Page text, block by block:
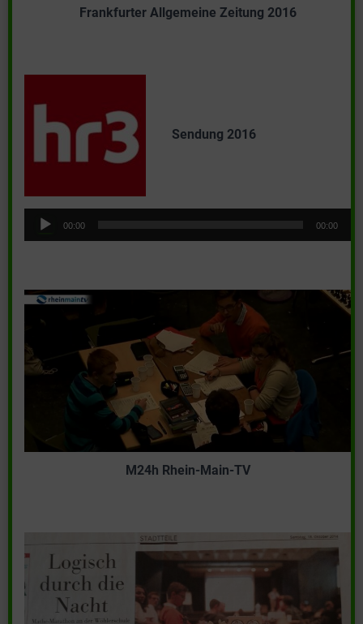
Frankfurter Allgemeine Zeitung 2016
Sendung 2016
Audio-
Player
00:00 00:00
M24h Rhein-Main-TV